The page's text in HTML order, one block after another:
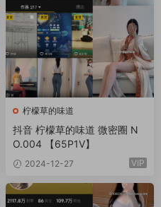
柠檬草的味道
抖音 柠檬草的味道 微密圈 N
O.004 【65P1V】
2024-12-27 VIP